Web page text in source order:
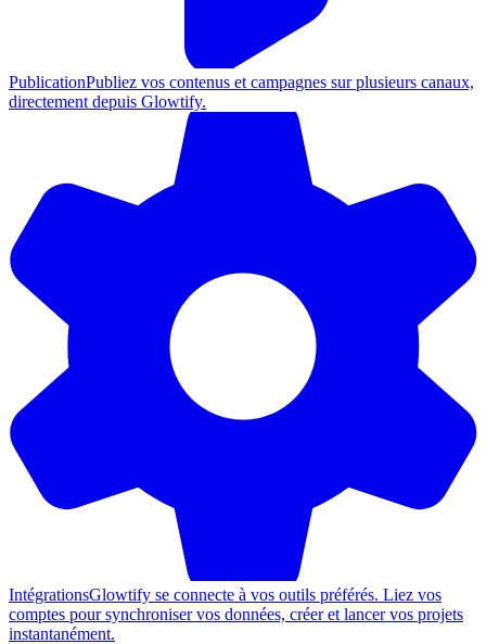
PublicationPubliez vos contenus et campagnes sur plusieurs canaux,
directement depuis Glowtify.
IntégrationsGlowtify se connecte à vos outils préférés. Liez vos
comptes pour synchroniser vos données, créer et lancer vos projets
instantanément.